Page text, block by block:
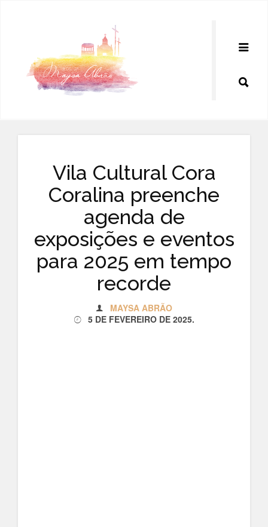
Vila Cultural Cora
Coralina preenche
agenda de
exposições e eventos
para 2025 em tempo
recorde
MAYSA ABRÃO
5 DE FEVEREIRO DE 2025.